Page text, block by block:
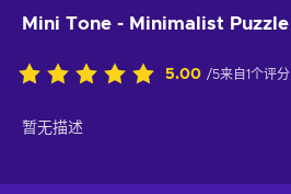
Mini Tone - Minimalist Puzzle
5.00 /5来自1个评分
暂无描述